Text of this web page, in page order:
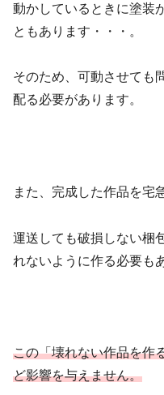
動かしているときに塗装
ともあります・・・。
そのため、可動させても
配る必要があります。
また、完成した作品を宅
運送しても破損しない梱
れないように作る必要も
この「壊れない作品を作
ど影響を与えません。